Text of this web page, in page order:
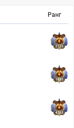
Ранг
2125
1885
4263